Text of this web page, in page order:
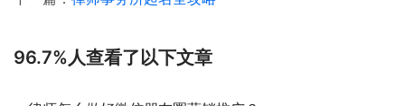
96.7%人查看了以下文章